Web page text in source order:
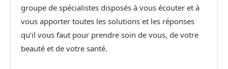
groupe de spécialistes disposés à vous écouter et à
vous apporter toutes les solutions et les réponses
qu’il vous faut pour prendre soin de vous, de votre
beauté et de votre santé.